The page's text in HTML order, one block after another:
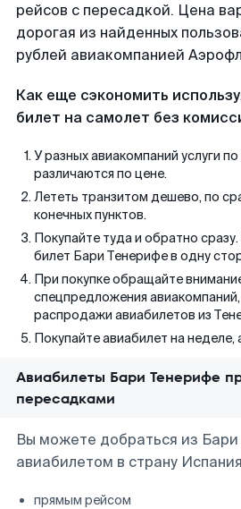
рейсов с пересадкой. Цена
дорогая из найденных
рублей авиакомпанией
Как еще сэкономить
билет на самолет без
У разных авиакомпаний услуги
различаются по цене.
Лететь транзитом дешево, по
конечных пунктов.
Покупайте туда и обратно
билет Бари Тенерифе в одну
При покупке обращайте
спецпредложения авиакомпаний,
распродажи авиабилетов из
Покупайте авиабилет на неделе,
Авиабилеты Бари Тенерифе
пересадками
Вы можете добраться из
авиабилетом в страну
прямым рейсом